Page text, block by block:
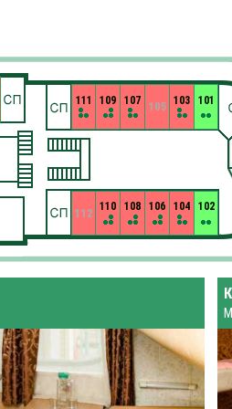
101
102
103
104
105
106
107
108
109
110
111
112